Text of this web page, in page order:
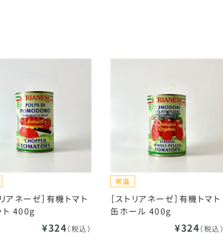
リアネーゼ］有機トマト
ト 400g
¥324（税込）
［ストリアネーゼ］有機トマト
缶ホール 400g
¥324（税込）